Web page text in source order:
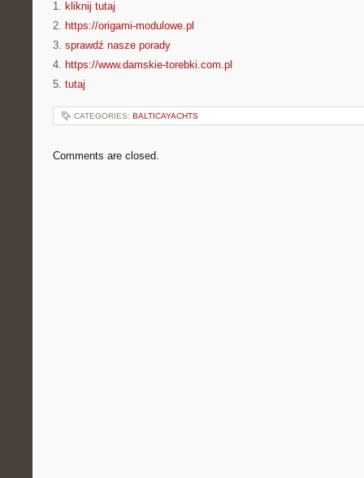
1. kliknij tutaj
2. https://origami-modulowe.pl
3. sprawdź nasze porady
4. https://www.damskie-torebki.com.pl
5. tutaj
CATEGORIES: BALTICAYACHTS
Comments are closed.